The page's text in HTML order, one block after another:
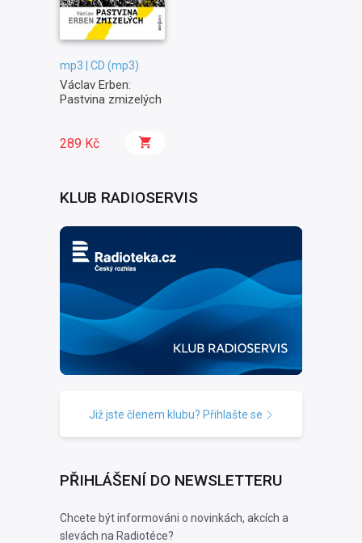
mp3 | CD (mp3)
Václav Erben:
Pastvina zmizelých
289 Kč
KLUB RADIOSERVIS
Již jste členem klubu? Přihlašte se
PŘIHLÁŠENÍ DO NEWSLETTERU
Chcete být informováni o novinkách, akcích a
slevách na Radiotéce?